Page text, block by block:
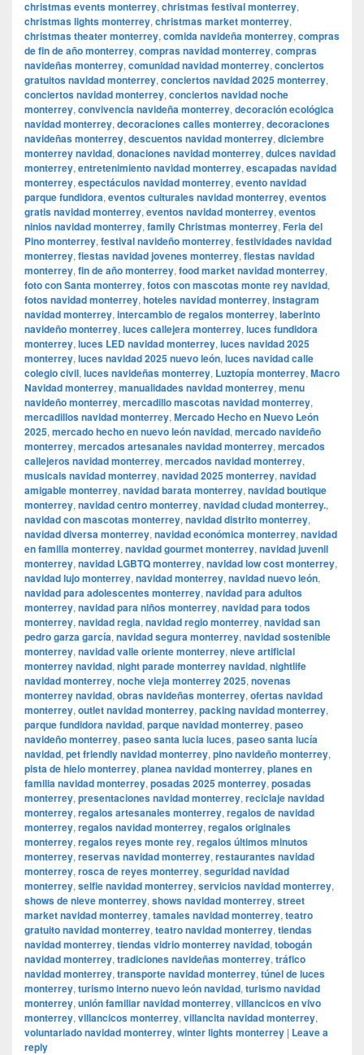
christmas events monterrey, christmas festival monterrey,
christmas lights monterrey, christmas market monterrey,
christmas theater monterrey, comida navideña monterrey, compras
de fin de año monterrey, compras navidad monterrey, compras
navideñas monterrey, comunidad navidad monterrey, conciertos
gratuitos navidad monterrey, conciertos navidad 2025 monterrey,
conciertos navidad monterrey, conciertos navidad noche
monterrey, convivencia navideña monterrey, decoración ecológica
navidad monterrey, decoraciones calles monterrey, decoraciones
navideñas monterrey, descuentos navidad monterrey, diciembre
monterrey navidad, donaciones navidad monterrey, dulces navidad
monterrey, entretenimiento navidad monterrey, escapadas navidad
monterrey, espectáculos navidad monterrey, evento navidad
parque fundidora, eventos culturales navidad monterrey, eventos
gratis navidad monterrey, eventos navidad monterrey, eventos
ninios navidad monterrey, family Christmas monterrey, Feria del
Pino monterrey, festival navideño monterrey, festividades navidad
monterrey, fiestas navidad jovenes monterrey, fiestas navidad
monterrey, fin de año monterrey, food market navidad monterrey,
foto con Santa monterrey, fotos con mascotas monte rey navidad,
fotos navidad monterrey, hoteles navidad monterrey, instagram
navidad monterrey, intercambio de regalos monterrey, laberinto
navideño monterrey, luces callejera monterrey, luces fundidora
monterrey, luces LED navidad monterrey, luces navidad 2025
monterrey, luces navidad 2025 nuevo león, luces navidad calle
colegio civil, luces navideñas monterrey, Luztopía monterrey, Macro
Navidad monterrey, manualidades navidad monterrey, menu
navideño monterrey, mercadillo mascotas navidad monterrey,
mercadillos navidad monterrey, Mercado Hecho en Nuevo León
2025, mercado hecho en nuevo león navidad, mercado navideño
monterrey, mercados artesanales navidad monterrey, mercados
callejeros navidad monterrey, mercados navidad monterrey,
musicals navidad monterrey, navidad 2025 monterrey, navidad
amigable monterrey, navidad barata monterrey, navidad boutique
monterrey, navidad centro monterrey, navidad ciudad monterrey.,
navidad con mascotas monterrey, navidad distrito monterrey,
navidad diversa monterrey, navidad económica monterrey, navidad
en familia monterrey, navidad gourmet monterrey, navidad juvenil
monterrey, navidad LGBTQ monterrey, navidad low cost monterrey,
navidad lujo monterrey, navidad monterrey, navidad nuevo león,
navidad para adolescentes monterrey, navidad para adultos
monterrey, navidad para niños monterrey, navidad para todos
monterrey, navidad regia, navidad regio monterrey, navidad san
pedro garza garcía, navidad segura monterrey, navidad sostenible
monterrey, navidad valle oriente monterrey, nieve artificial
monterrey navidad, night parade monterrey navidad, nightlife
navidad monterrey, noche vieja monterrey 2025, novenas
monterrey navidad, obras navideñas monterrey, ofertas navidad
monterrey, outlet navidad monterrey, packing navidad monterrey,
parque fundidora navidad, parque navidad monterrey, paseo
navideño monterrey, paseo santa lucia luces, paseo santa lucía
navidad, pet friendly navidad monterrey, pino navideño monterrey,
pista de hielo monterrey, planea navidad monterrey, planes en
familia navidad monterrey, posadas 2025 monterrey, posadas
monterrey, presentaciones navidad monterrey, reciclaje navidad
monterrey, regalos artesanales monterrey, regalos de navidad
monterrey, regalos navidad monterrey, regalos originales
monterrey, regalos reyes monte rey, regalos últimos minutos
monterrey, reservas navidad monterrey, restaurantes navidad
monterrey, rosca de reyes monterrey, seguridad navidad
monterrey, selfie navidad monterrey, servicios navidad monterrey,
shows de nieve monterrey, shows navidad monterrey, street
market navidad monterrey, tamales navidad monterrey, teatro
gratuito navidad monterrey, teatro navidad monterrey, tiendas
navidad monterrey, tiendas vidrio monterrey navidad, tobogán
navidad monterrey, tradiciones navideñas monterrey, tráfico
navidad monterrey, transporte navidad monterrey, túnel de luces
monterrey, turismo interno nuevo león navidad, turismo navidad
monterrey, unión familiar navidad monterrey, villancicos en vivo
monterrey, villancicos monterrey, villancita navidad monterrey,
voluntariado navidad monterrey, winter lights monterrey | Leave a
reply